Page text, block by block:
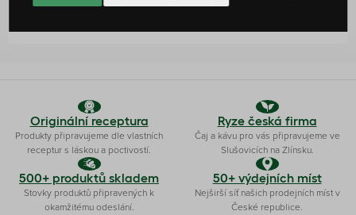
Originální receptura
Produkty připravujeme dle vlastních
receptur s láskou a poctivostí.
Ryze česká firma
Čaj a kávu pro vás připravujeme ve
Slušovicích na Zlínsku.
500+ produktů skladem
Stovky produktů připravených k
okamžitému odeslání.
50+ výdejních míst
Nejširší síť našich prodejních míst v
České republice.